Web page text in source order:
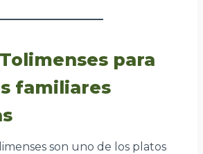
para
familiares
son uno de los platos